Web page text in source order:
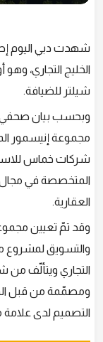
شهدت دبي اليوم
الخليج التجاري،
شيلتر للضيافة.
وبحسب بيان صحفي
مجموعة إنيسمور
شركات خماس
المتخصصة في مجال
العقارية.
وقد تمّ تعيين
والتسويق لمشروع
التجاري ويتألّف
ومصمّمة من قبل
التصميم لدى علامة